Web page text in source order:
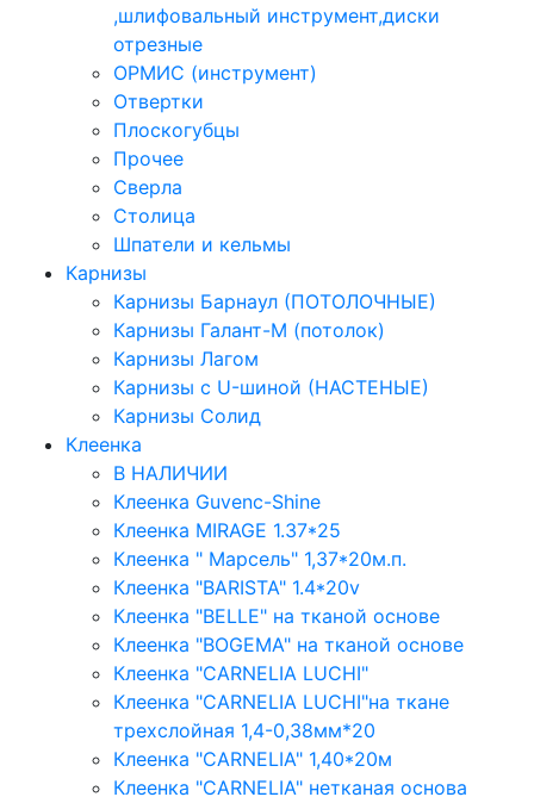
,шлифовальный инструмент,диски
отрезные
ОРМИС (инструмент)
Отвертки
Плоскогубцы
Прочее
Сверла
Столица
Шпатели и кельмы
Карнизы
Карнизы Барнаул (ПОТОЛОЧНЫЕ)
Карнизы Галант-М (потолок)
Карнизы Лагом
Карнизы с U-шиной (НАСТЕНЫЕ)
Карнизы Солид
Клеенка
В НАЛИЧИИ
Клеенка Guvenc-Shine
Клеенка MIRAGE 1.37*25
Клеенка " Марсель" 1,37*20м.п.
Клеенка "BARISTA" 1.4*20v
Клеенка "BELLE" на тканой основе
Клеенка "BOGEMA" на тканой основе
Клеенка "CARNELIA LUCHI"
Клеенка "CARNELIA LUCHI"на ткане
трехслойная 1,4-0,38мм*20
Клеенка "CARNELIA" 1,40*20м
Клеенка "CARNELIA" нетканая основа